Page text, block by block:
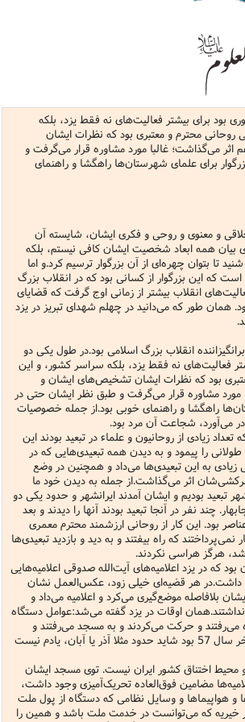
مطالعات معنوی
تبلیغی
تبلیغی
نامه تربیت تبلیغی
تربیت تبلیغی
مطالعات معنوی
معنوی
معنوی
معنوی
نامه مطالعات معنوی
معنوی
مطالعات معنوی
معنوی
کلام
قرآن‌پژوهی
علوم حدیث
فرق و مذاهب
اصول فقه
فقه
بود برای بیشتر فعالیت‌های نه فقط یزد، بلکه
محترم و معتبری بود که نظرات ایشان
می‌گذاشت؛ غالبا مورد مشاوره قرار می‌گرفت و
برای علمای شهرستان‌ها راهگشا و راهنمای
و معنوی و روحی و فکری ایشان، شایسته آن
همه ابعاد شخصیت ایشان کافی نیستم، بلکه
تا بتوان چهره‌ای از آن بزرگوار ترسیم کرد.و اما
که این بزرگوار از کسانی بود که در انقلاب بزرگ
انقلاب بیشتر از زمانی اوج گرفت که قضایای
همان طور که می‌دانید در چهلم شهدای تبریز در یزد
انقلاب بزرگ اسلامی بود.در طول یکی دو
فعالیت‌های نه فقط یزد، بلکه سراسر کشور، و این
بود که نظرات ایشان تشخیص‌های ایشان و
مورد مشاوره قرار می‌گرفت و طبق نظر ایشان حتی در
راهگشا و راهنمای خوبی بود.از جمله خصوصیات
می‌آورد، شجاعت آن مرد بود.
دستگاه جباری که آن روز حاکم بود واهمه‌ای نداشت، لذا در سال 56که تعداد زیادی از روحانیون و علماء در تبعید بودند این
را پیمود و به دیدن همه تبعیدی‌هایی که در
به این تبعیدی‌ها می‌داد و همچنین در وضع
اثر می‌گذاشت.از جمله به دیدن خود ما
تبعید بودیم و ایشان آمدند ایرانشهر و حدود یکی دو
چند نفر در آنجا تبعید بودند آنها را دیدند و بعد
بود. این کار از روحانی ارزشمند محترم معمری
که راه بیفتند و به دید و بازدید تبعیدی‌ها
هرگز هراسی نکردند.
در یزد اعلامیه‌های آیت‌الله صدوقی اعلامیه‌هایی
داشت.در هر قضیه‌ای خیلی زود، عکس‌العمل نشان
بلافاصله موضع‌گیری می‌کرد و اعلامیه می‌داد و
اوقات در یزد گفته می‌شد:عوامل دستگاه
می‌رفتند و حرکت می‌کردند و به مسجد می‌رفتند و
می‌آمدند و اجتماعات بسیار بزرگ در مسجد ایشان تشکیل می‌شد.در اواخر سال 57 بود شاید حدود مثلا آذر یا آبان، یادم نیست
محیط اختناق کشور ایران نیست. توی مسجد ایشان
مضامین فوق‌العاده تحریک‌آمیزی وجود داشت،
و هواپیماها و وسایل نظامی که دستگاه از پول ملت
خیریه که می‌توانست در خدمت ملت باشد و همین را